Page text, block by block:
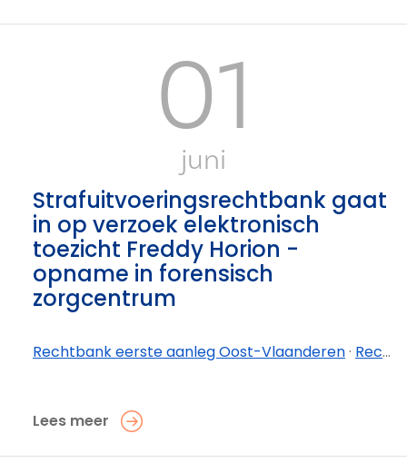
01
juni
Strafuitvoeringsrechtbank gaat
in op verzoek elektronisch
toezicht Freddy Horion -
opname in forensisch
zorgcentrum
Rechtbank eerste aanleg Oost-Vlaanderen· Rechtbank eerste aanleg Oost-Vlaanderen - afdeling Gent
Lees meer